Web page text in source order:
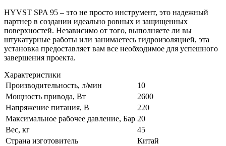
HYVST SPA 95 – это не просто инструмент, это надежный
партнер в создании идеально ровных и защищенных
поверхностей. Независимо от того, выполняете ли вы
штукатурные работы или занимаетесь гидроизоляцией, эта
установка предоставляет вам все необходимое для успешного
завершения проекта.
Характеристики
Производительность, л/мин
10
Мощность привода, Вт
2600
Напряжение питания, В
220
Максимальное рабочее давление, Бар 20
Вес, кг
45
Страна изготовитель
Китай